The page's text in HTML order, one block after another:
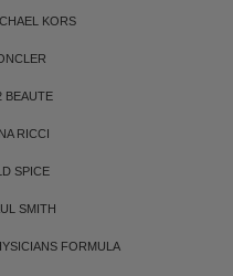
KORS
BEAUTE
RICCI
SPICE
SMITH
FORMULA